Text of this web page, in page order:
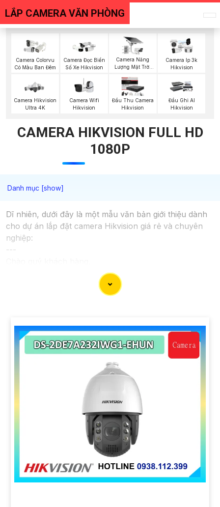
LẮP CAMERA VĂN PHÒNG
Camera Colorvu
Có Màu Ban Đêm
Camera Đọc Biển
Số Xe Hikvision
Camera Năng
Lượng Mặt Trời
Camera Ip 3k
Hikvision
Camera Hikvision
Ultra 4K
Camera Wifi
Hikvision
Đầu Thu Camera
Hikvision
Đầu Ghi AI
Hikvision
CAMERA HIKVISION FULL HD
1080P
Dĩ nhiên, dưới đây là một mẫu văn bản giới thiệu dành
cho dự án lắp đặt camera Hikvision giá rẻ và chuyên
nghiệp:
---
Chúng tôi xin trân trọng giới thiệu đến quý vị dịch vụ
lắp đặt camera Hikvision giá rẻ và chuyên nghiệp cho
mang đến cho quý vị những giải pháp an ninh hiệu
quả, đáng tin cậy và tiết kiệm chi phí.
Camera của Hikvision được biết đến là một trong
những thương hiệu hàng đầu thế giới về giải pháp an
ninh video. Với các tính năng và công nghệ tiên tiến,
camera Hikvision không chỉ
chắc chắn
ảnh sắc nét mà còn đem đến sự tin cậy và an toàn cho
Nếu quý vị quan tâm đến việc lắp đặt camera Hikvision
giá rẻ và chuyên nghiệp cho dự án của mình, chúng tôi
luôn sẵn lòng hỗ trợ và tư vấn cho quý vị.